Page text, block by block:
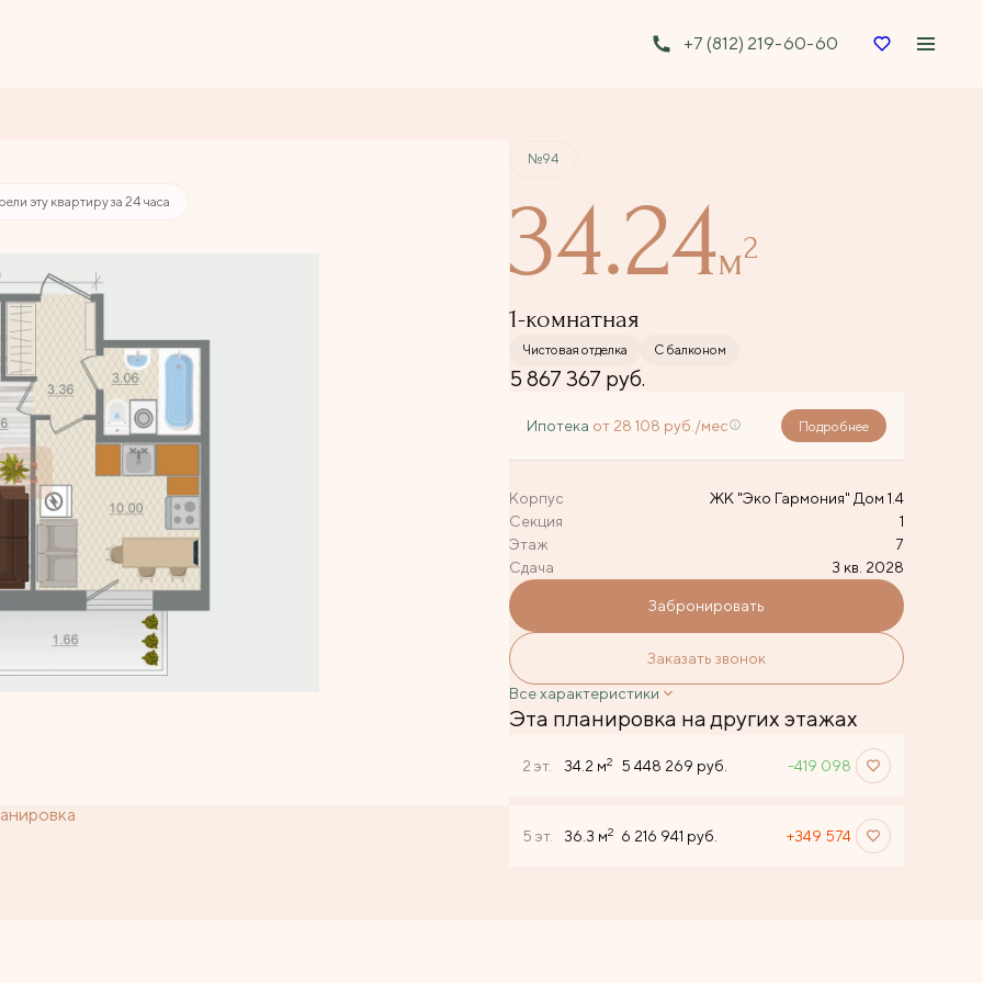
+7 (812) 219-60-60Забронировать
эту квартиру за 24 часа
№94
34.24м2
1-комнатная
Чистовая отделка С балконом
5 867 367 руб.
Ипотека от 28 108 руб./мес Подробнее
Корпус
ЖК "Эко Гармония" Дом 1.4
Секция
1
Этаж
7
Сдача
3 кв. 2028
Забронировать
Заказать звонок
Все характеристики
Эта планировка на других этажах
2 эт. 34.2 м2 5 448 269 руб. -419 098
5 эт. 36.3 м2 6 216 941 руб. +349 574